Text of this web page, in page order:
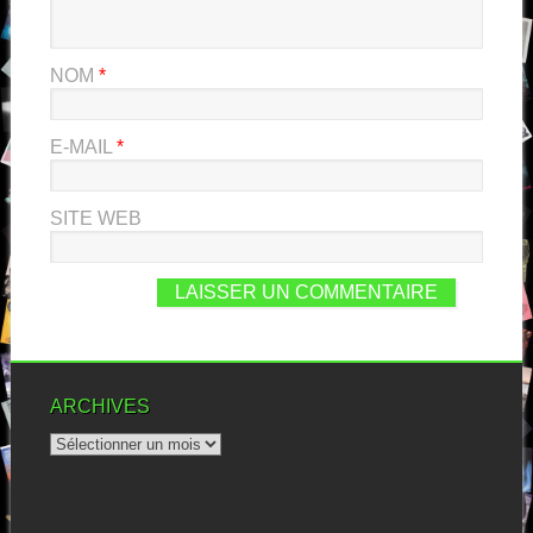
NOM *
E-MAIL *
SITE WEB
ARCHIVES